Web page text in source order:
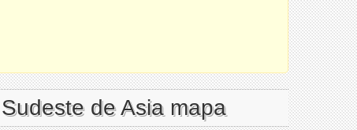
de Asia mapa